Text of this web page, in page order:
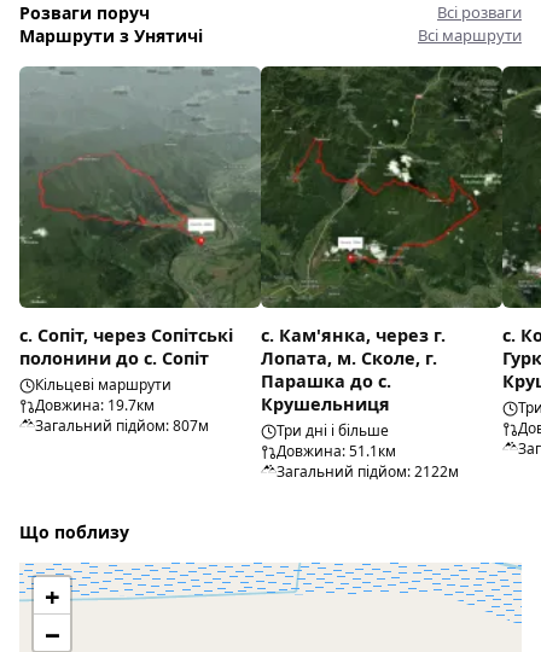
Розваги поруч Всі розваги
Маршрути з Унятичі Всі маршрути
с. Сопіт, через Сопітські
полонини до с. Сопіт
Кільцеві маршрути
Довжина: 19.7км
Загальний підйом: 807м
с. Кам'янка, через г.
Лопата, м. Сколе, г.
Парашка до с.
Крушельниця
Три дні і більше
Довжина: 51.1км
Загальний підйом: 2122м
с.
Що поблизу
+
−